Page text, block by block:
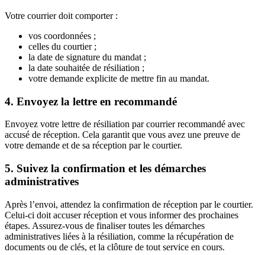
Votre courrier doit comporter :
vos coordonnées ;
celles du courtier ;
la date de signature du mandat ;
la date souhaitée de résiliation ;
votre demande explicite de mettre fin au mandat.
4. Envoyez la lettre en recommandé
Envoyez votre lettre de résiliation par courrier recommandé avec
accusé de réception. Cela garantit que vous avez une preuve de
votre demande et de sa réception par le courtier.
5. Suivez la confirmation et les démarches
administratives
Après l’envoi, attendez la confirmation de réception par le courtier.
Celui-ci doit accuser réception et vous informer des prochaines
étapes. Assurez-vous de finaliser toutes les démarches
administratives liées à la résiliation, comme la récupération de
documents ou de clés, et la clôture de tout service en cours.